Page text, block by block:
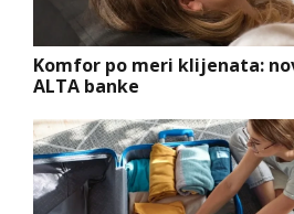
Komfor po meri klijenata:
ALTA banke